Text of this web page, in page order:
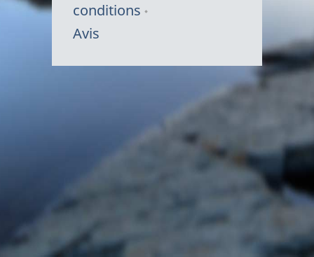
conditions
Avis
du